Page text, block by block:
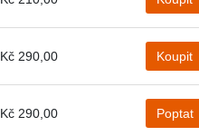
Kč 290,00 Koupit
Kč 290,00 Poptat